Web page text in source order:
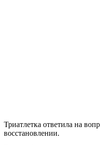
Триатлетка ответила на
восстановлении.